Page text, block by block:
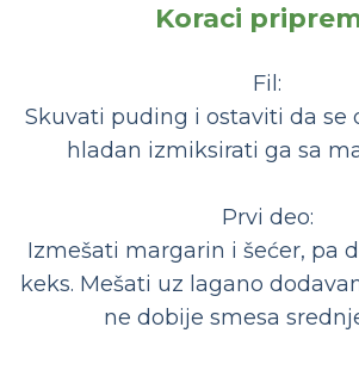
Koraci
Fil:
Skuvati puding i ostaviti da se
hladan izmiksirati ga sa
Prvi deo:
Izmešati margarin i šećer, pa
keks. Mešati uz lagano
ne dobije smesa